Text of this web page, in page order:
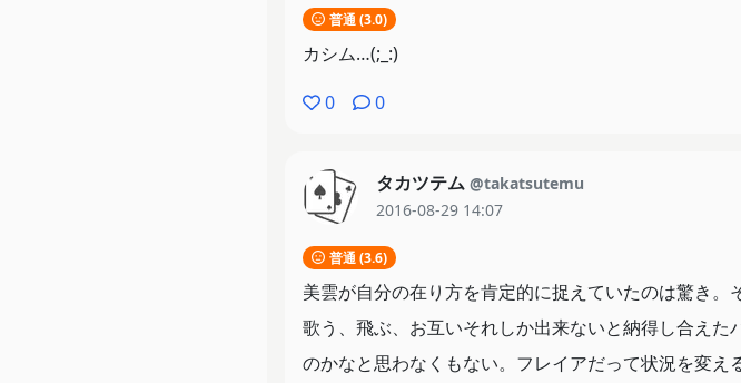
普通 (3.0)
カシム…(;_:)
0
0
タカツテム @takatsutemu
2016-08-29 14:07
普通 (3.6)
美雲が自分の在り方を肯定的に捉えていたのは驚き。
歌う、飛ぶ、お互いそれしか出来ないと納得し合え
のかなと思わなくもない。フレイアだって状況を変